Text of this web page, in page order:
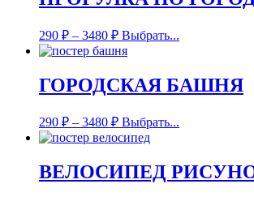
290 ₽ – 3480 ₽ Выбрать...
ГОРОДСКАЯ БАШНЯ
290 ₽ – 3480 ₽ Выбрать...
ВЕЛОСИПЕД